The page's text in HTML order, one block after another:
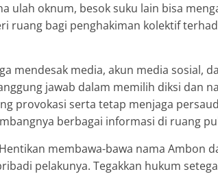
ulah oknum, besok suku lain bisa
ruang bagi penghakiman kolektif
mendesak media, akun media sosial,
jawab dalam memilih diksi dan
provokasi serta tetap menjaga
berbagai informasi di ruang
membawa-bawa nama Ambon
pelakunya. Tegakkan hukum